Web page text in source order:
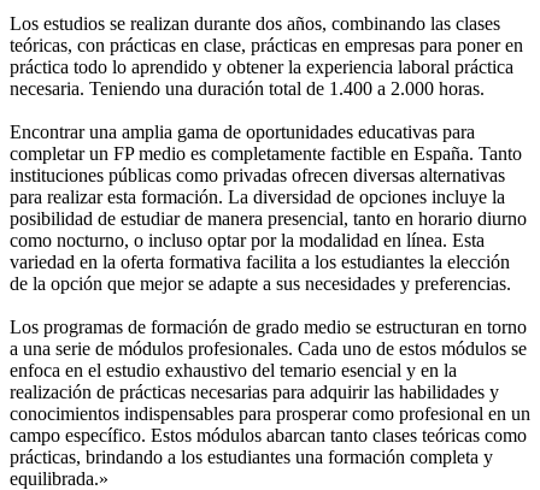
Los estudios se realizan durante dos años, combinando las clases
teóricas, con prácticas en clase, prácticas en empresas para poner en
práctica todo lo aprendido y obtener la experiencia laboral práctica
necesaria. Teniendo una duración total de 1.400 a 2.000 horas.
Encontrar una amplia gama de oportunidades educativas para
completar un FP medio es completamente factible en España. Tanto
instituciones públicas como privadas ofrecen diversas alternativas
para realizar esta formación. La diversidad de opciones incluye la
posibilidad de estudiar de manera presencial, tanto en horario diurno
como nocturno, o incluso optar por la modalidad en línea. Esta
variedad en la oferta formativa facilita a los estudiantes la elección
de la opción que mejor se adapte a sus necesidades y preferencias.
Los programas de formación de grado medio se estructuran en torno
a una serie de módulos profesionales. Cada uno de estos módulos se
enfoca en el estudio exhaustivo del temario esencial y en la
realización de prácticas necesarias para adquirir las habilidades y
conocimientos indispensables para prosperar como profesional en un
campo específico. Estos módulos abarcan tanto clases teóricas como
prácticas, brindando a los estudiantes una formación completa y
equilibrada.»